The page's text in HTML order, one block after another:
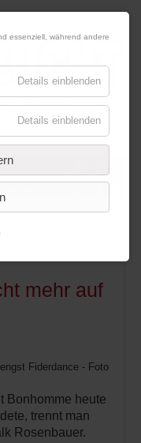
Datenschutz
mehr auf
Fiderdance - Foto:
Bonhomme heute
trennt man
Rosenbauer.
essenziell, während andere
Details einblenden
Details einblenden